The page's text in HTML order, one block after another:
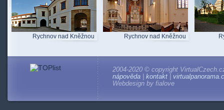
Rychnov nad Kněžnou Rychnov nad Kněžnou
2004-2020 © copyright
nápověda
kontakt
Webdesign by fialove